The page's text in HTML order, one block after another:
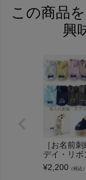
この商品
興
［お名前
デイ・リボ
¥2,200 （税込）